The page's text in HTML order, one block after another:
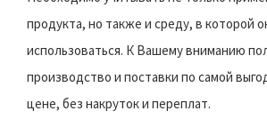
продукта, но также и среду, в которой
использоваться. К Вашему вниманию
производство и поставки по самой
цене, без накруток и переплат.